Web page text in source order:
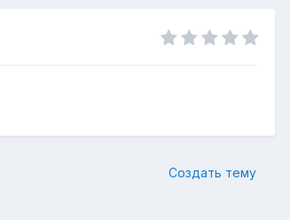
Создать тему